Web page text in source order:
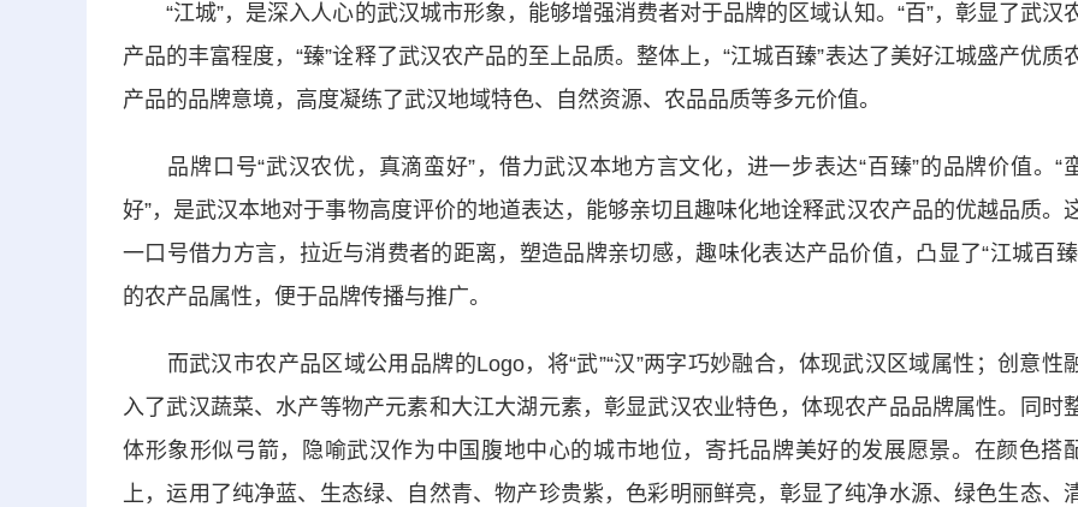
“江城”，是深入人心的武汉城市形象，能够增强消费者对于品牌的区域认知。“百”，彰显了武汉
产品的丰富程度，“臻”诠释了武汉农产品的至上品质。整体上，“江城百臻”表达了美好江城盛产优质
产品的品牌意境，高度凝练了武汉地域特色、自然资源、农品品质等多元价值。
品牌口号“武汉农优，真滴蛮好”，借力武汉本地方言文化，进一步表达“百臻”的品牌价值。“
好”，是武汉本地对于事物高度评价的地道表达，能够亲切且趣味化地诠释武汉农产品的优越品质。
一口号借力方言，拉近与消费者的距离，塑造品牌亲切感，趣味化表达产品价值，凸显了“江城百臻
的农产品属性，便于品牌传播与推广。
而武汉市农产品区域公用品牌的Logo，将“武”“汉”两字巧妙融合，体现武汉区域属性；创意性
入了武汉蔬菜、水产等物产元素和大江大湖元素，彰显武汉农业特色，体现农产品品牌属性。同时
体形象形似弓箭，隐喻武汉作为中国腹地中心的城市地位，寄托品牌美好的发展愿景。在颜色搭
上，运用了纯净蓝、生态绿、自然青、物产珍贵紫，色彩明丽鲜亮，彰显了纯净水源、绿色生态、